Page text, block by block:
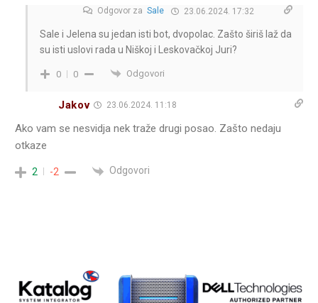
Odgovor za Sale 23.06.2024. 17:32
Sale i Jelena su jedan isti bot, dvopolac. Zašto širiš laž da
su isti uslovi rada u Niškoj i Leskovačkoj Juri?
0 0 Odgovori
Jakov 23.06.2024. 11:18
Ako vam se nesvidja nek traže drugi posao. Zašto nedaju
otkaze
2 -2 Odgovori